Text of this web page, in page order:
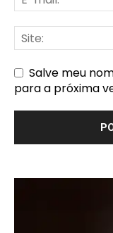
Salve meu
para a próxima